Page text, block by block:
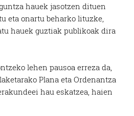
hauek jasotzen dituen
eta onartu beharko lituzke,
hauek guztiak publikoak dira
lehen pausoa erreza da,
Plana eta Ordenantza
hau eskatzea, haien